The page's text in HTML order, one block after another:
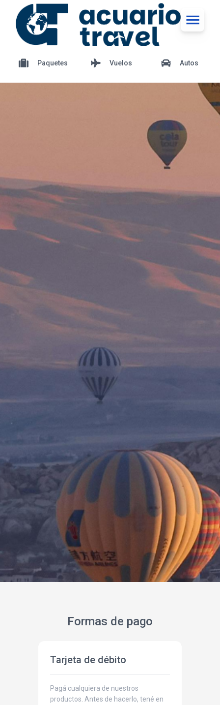
Paquetes Vuelos Autos
Formas de pago
Tarjeta de débito
Pagá cualquiera de nuestros
productos. Antes de hacerlo, tené en